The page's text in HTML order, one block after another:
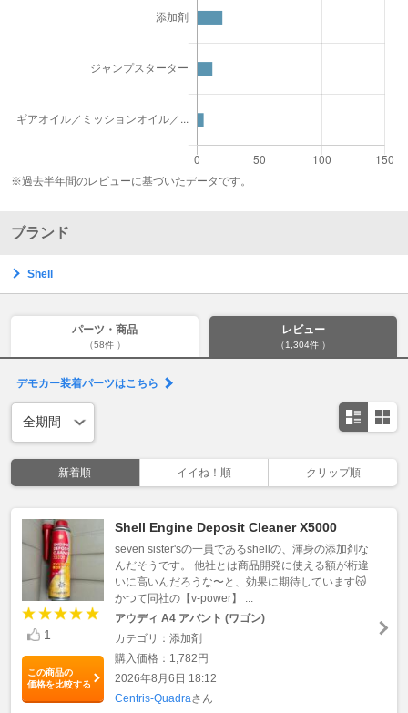
※過去半年間のレビューに基づいたデータです。
ブランド
Shell
パーツ・商品
（58件 ）
レビュー
（1,304件 ）
デモカー装着パーツはこちら
新着順 イイね！順 クリップ順
1
この商品の
価格を比較する
Shell Engine Deposit Cleaner X5000
seven sister'sの一員であるshellの、渾身の添加剤な
んだそうです。 他社とは商品開発に使える額が桁違
いに高いんだろうな〜と、効果に期待しています😽
かつて同社の【v-power】 ...
アウディ A4 アバント (ワゴン)
カテゴリ：添加剤
購入価格：1,782円
2026年8月6日 18:12
Centris-Quadraさん